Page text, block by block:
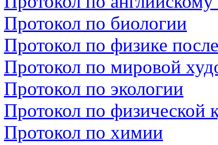
Протокол по биологии
Протокол по физике
Протокол по мировой
Протокол по экологии
Протокол по физической
Протокол по химии